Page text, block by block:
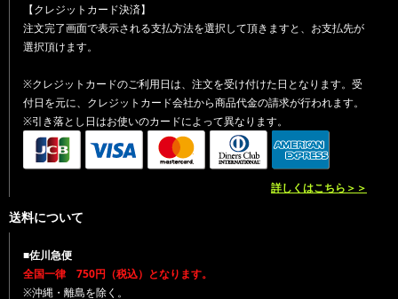
【クレジットカード決済】
注文完了画面で表示される支払方法を選択して頂きますと、お支払先が
選択頂けます。
※クレジットカードのご利用日は、注文を受け付けた日となります。受
付日を元に、クレジットカード会社から商品代金の請求が行われます。
※引き落とし日はお使いのカードによって異なります。
詳しくはこちら＞＞
送料について
■佐川急便
全国一律 750円（税込）となります。
※沖縄・離島を除く。